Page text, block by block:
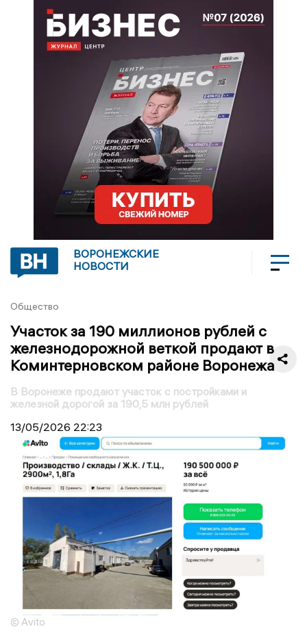
ВОРОНЕЖСКИЕ
НОВОСТИ
Общество
Участок за 190 миллионов рублей с
железнодорожной веткой продают в
Коминтерновском районе Воронежа
В Воронеже продают участок с постройками и
железной дорогой за 190,5 млн рублей
13/05/2026 22:23
© Avito